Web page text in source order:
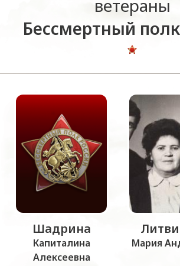
ветераны
Бессмертный
Шадрина
Капиталина
Алексеевна
Мария